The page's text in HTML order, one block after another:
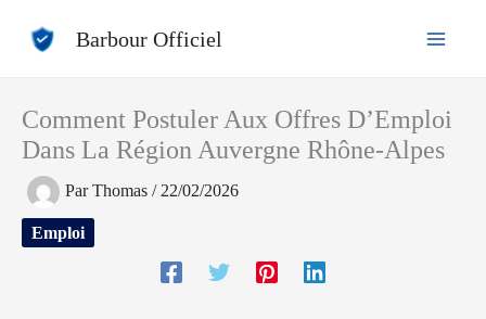
Barbour Officiel
Comment Postuler Aux Offres D’Emploi
Dans La Région Auvergne Rhône-Alpes
ParThomas / 22/02/2026
Emploi